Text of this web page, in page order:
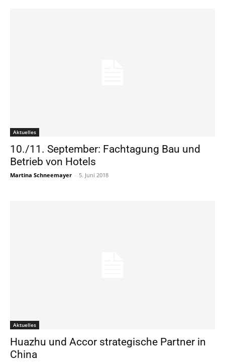
Aktuelles
10./11. September: Fachtagung Bau und
Betrieb von Hotels
Martina Schneemayer - 5. Juni 2018
Aktuelles
Huazhu und Accor strategische Partner in
China